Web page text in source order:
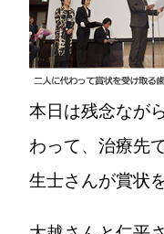
本日は残念なが
わって、治療先
生士さんが賞状